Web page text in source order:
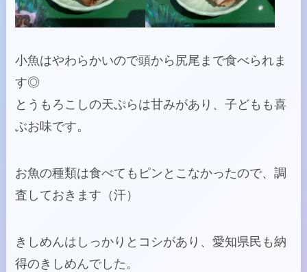
小魚はやわらかいので頭から尻尾まで食べられま
す◎
とうもろこしの天ぷらは甘みがあり、子どもも喜
ぶお味です。
お魚の種類は食べてもピンとこなかったので、調
査しておきます（汗）
きしめんはしっかりとコシがあり、愛知県民も納
得のきしめんでした。